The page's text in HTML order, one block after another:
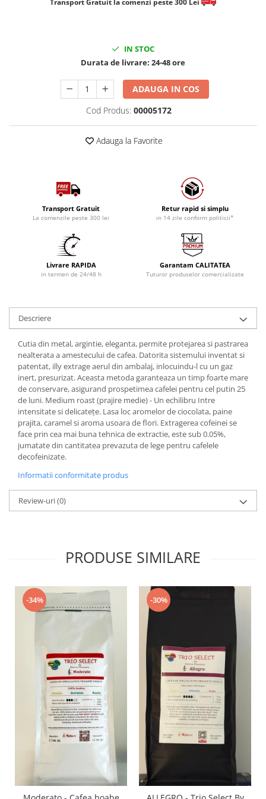
​​​​​​Transport Gratuit la comenzi peste 300 Lei
IN STOC
Durata de livrare: 24-48 ore
ADAUGA IN COS
Cod Produs: 00005172
Adauga la Favorite
Transport Gratuit
La comenzile peste 300 lei
Retur rapid si simplu
in 14 zile conform politicii*
Livrare RAPIDA
in termen de 24/48 h
Garantam CALITATEA
Tuturor produselor comercializate
Descriere
Cutia din metal, argintie, eleganta, permite protejarea si pastrarea
nealterata a amestecului de cafea. Datorita sistemului inventat si
patentat, illy extrage aerul din ambalaj, inlocuindu-l cu un gaz
inert, presurizat. Aceasta metoda garanteaza un timp foarte mare
de conservare, asigurand prospetimea cafelei pentru cel putin 25
de luni. Medium roast (prajire medie) - Un echilibru Intre
intensitate si delicatețe. Lasa loc aromelor de ciocolata, paine
prajita, caramel si aroma usoara de flori. Extragerea cofeinei se
face prin cea mai buna tehnica de extractie, este sub 0.05%,
jumatate din cantitatea prevazuta de lege pentru cafelele
decofeinizate.
Informatii conformitate produs
Review-uri(0)
PRODUSE SIMILARE
-34% -30%